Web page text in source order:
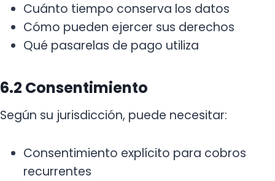
Cuánto tiempo conserva los datos
Cómo pueden ejercer sus derechos
Qué pasarelas de pago utiliza
6.2 Consentimiento
Según su jurisdicción, puede necesitar:
Consentimiento explícito para cobros
recurrentes